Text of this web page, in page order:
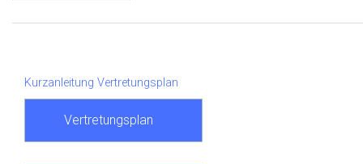
Kurzanleitung Vertretungsplan
Vertretungsplan